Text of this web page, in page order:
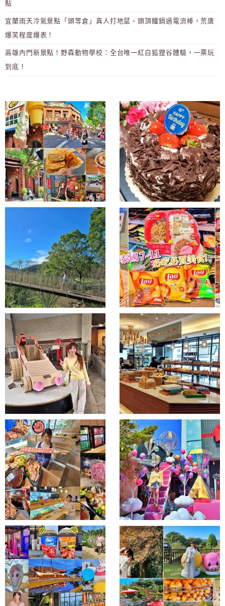
點
宜蘭雨天冷氣景點「頭等倉」真人打地鼠、頭頂鐵鍋過電流棒，荒唐
爆笑程度爆表！
高雄內門新景點！野森動物學校：全台唯一紅白狐狸谷體驗，一票玩
到底！